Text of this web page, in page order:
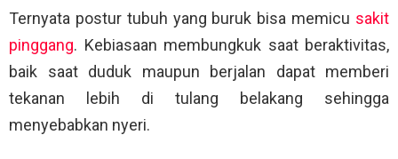
Ternyata postur tubuh yang buruk bisa memicu sakit
pinggang. Kebiasaan membungkuk saat beraktivitas,
baik saat duduk maupun berjalan dapat memberi
tekanan lebih di tulang belakang sehingga
menyebabkan nyeri.